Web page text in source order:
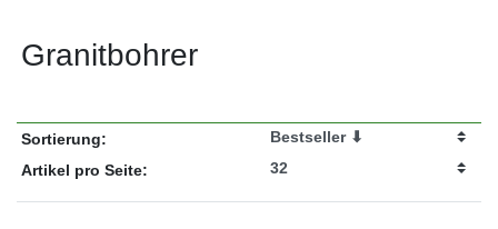
Granitbohrer
Sortierung:
Artikel pro Seite: